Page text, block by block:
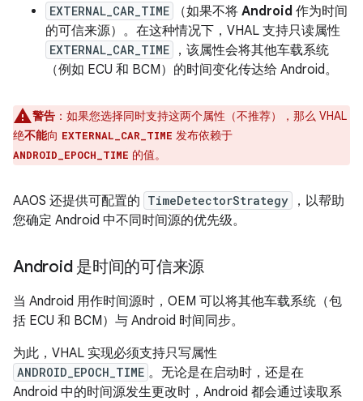
EXTERNAL_CAR_TIME （如果不将 Android 作为时间
的可信来源）。在这种情况下，VHAL 支持只读属性
EXTERNAL_CAR_TIME
，该属性会将其他车载系统
（例如 ECU 和 BCM）的时间变化传达给 Android。
警告 ：如果您选择同时支持这两个属性（不推荐），那么 VHAL
绝不能向 EXTERNAL_CAR_TIME 发布依赖于
ANDROID_EPOCH_TIME 的值。
AAOS 还提供可配置的 TimeDetectorStrategy
，以帮助
您确定 Android 中不同时间源的优先级。
Android 是时间的可信来源
当 Android 用作时间源时，OEM 可以将其他车载系统（包
括 ECU 和 BCM）与 Android 时间同步。
为此，VHAL 实现必须支持只写属性
ANDROID_EPOCH_TIME 。 无论是在启动时，还是在
Android 中的时间源发生更改时，Android 都会通过读取系